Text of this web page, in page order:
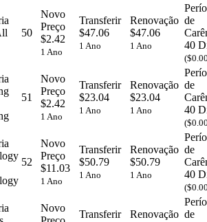
50
Novo
Preço
$2.42
1 Ano
Transferir
$47.06
1 Ano
Renovação
$47.06
1 Ano
de
40
51
Novo
Preço
$2.42
1 Ano
Transferir
$23.04
1 Ano
Renovação
$23.04
1 Ano
de
40
52
Novo
Preço
$11.03
1 Ano
Transferir
$50.79
1 Ano
Renovação
$50.79
1 Ano
de
40
Novo
Transferir
Renovação de